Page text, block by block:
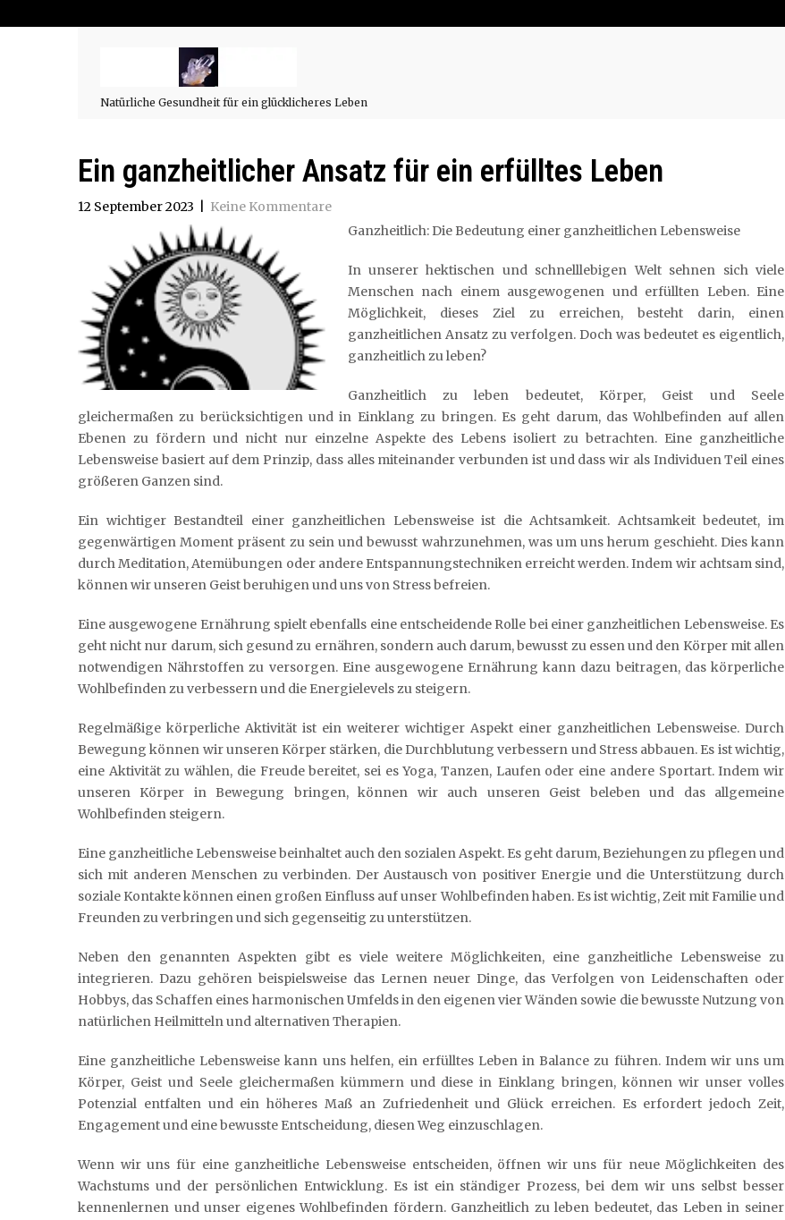
Natürliche Gesundheit für ein glücklicheres Leben
Ein ganzheitlicher Ansatz für ein erfülltes Leben
12 September 2023
Keine Kommentare
Ganzheitlich: Die Bedeutung einer ganzheitlichen Lebensweise
In unserer hektischen und schnelllebigen Welt sehnen sich viele
Menschen nach einem ausgewogenen und erfüllten Leben. Eine
Möglichkeit, dieses Ziel zu erreichen, besteht darin, einen
ganzheitlichen Ansatz zu verfolgen. Doch was bedeutet es eigentlich,
ganzheitlich zu leben?
Ganzheitlich zu leben bedeutet, Körper, Geist und Seele
gleichermaßen zu berücksichtigen und in Einklang zu bringen. Es geht darum, das Wohlbefinden auf allen
Ebenen zu fördern und nicht nur einzelne Aspekte des Lebens isoliert zu betrachten. Eine ganzheitliche
Lebensweise basiert auf dem Prinzip, dass alles miteinander verbunden ist und dass wir als Individuen Teil eines
größeren Ganzen sind.
Ein wichtiger Bestandteil einer ganzheitlichen Lebensweise ist die Achtsamkeit. Achtsamkeit bedeutet, im
gegenwärtigen Moment präsent zu sein und bewusst wahrzunehmen, was um uns herum geschieht. Dies kann
durch Meditation, Atemübungen oder andere Entspannungstechniken erreicht werden. Indem wir achtsam sind,
können wir unseren Geist beruhigen und uns von Stress befreien.
Eine ausgewogene Ernährung spielt ebenfalls eine entscheidende Rolle bei einer ganzheitlichen Lebensweise. Es
geht nicht nur darum, sich gesund zu ernähren, sondern auch darum, bewusst zu essen und den Körper mit allen
notwendigen Nährstoffen zu versorgen. Eine ausgewogene Ernährung kann dazu beitragen, das körperliche
Wohlbefinden zu verbessern und die Energielevels zu steigern.
Regelmäßige körperliche Aktivität ist ein weiterer wichtiger Aspekt einer ganzheitlichen Lebensweise. Durch
Bewegung können wir unseren Körper stärken, die Durchblutung verbessern und Stress abbauen. Es ist wichtig,
eine Aktivität zu wählen, die Freude bereitet, sei es Yoga, Tanzen, Laufen oder eine andere Sportart. Indem wir
unseren Körper in Bewegung bringen, können wir auch unseren Geist beleben und das allgemeine
Wohlbefinden steigern.
Eine ganzheitliche Lebensweise beinhaltet auch den sozialen Aspekt. Es geht darum, Beziehungen zu pflegen und
sich mit anderen Menschen zu verbinden. Der Austausch von positiver Energie und die Unterstützung durch
soziale Kontakte können einen großen Einfluss auf unser Wohlbefinden haben. Es ist wichtig, Zeit mit Familie und
Freunden zu verbringen und sich gegenseitig zu unterstützen.
Neben den genannten Aspekten gibt es viele weitere Möglichkeiten, eine ganzheitliche Lebensweise zu
integrieren. Dazu gehören beispielsweise das Lernen neuer Dinge, das Verfolgen von Leidenschaften oder
Hobbys, das Schaffen eines harmonischen Umfelds in den eigenen vier Wänden sowie die bewusste Nutzung von
natürlichen Heilmitteln und alternativen Therapien.
Eine ganzheitliche Lebensweise kann uns helfen, ein erfülltes Leben in Balance zu führen. Indem wir uns um
Körper, Geist und Seele gleichermaßen kümmern und diese in Einklang bringen, können wir unser volles
Potenzial entfalten und ein höheres Maß an Zufriedenheit und Glück erreichen. Es erfordert jedoch Zeit,
Engagement und eine bewusste Entscheidung, diesen Weg einzuschlagen.
Wenn wir uns für eine ganzheitliche Lebensweise entscheiden, öffnen wir uns für neue Möglichkeiten des
Wachstums und der persönlichen Entwicklung. Es ist ein ständiger Prozess, bei dem wir uns selbst besser
kennenlernen und unser eigenes Wohlbefinden fördern. Ganzheitlich zu leben bedeutet, das Leben in seiner